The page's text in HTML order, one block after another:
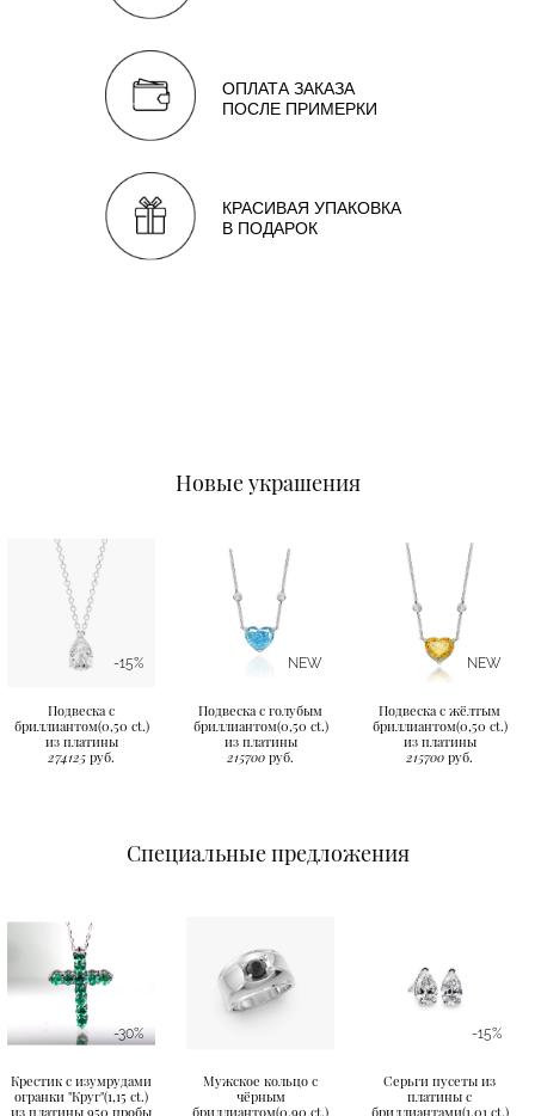
ОПЛАТА ЗАКАЗА
ПОСЛЕ ПРИМЕРКИ
КРАСИВАЯ УПАКОВКА
В ПОДАРОК
Новые украшения
-15%
Подвеска с
бриллиантом(0,50 ct.)
из платины
274125 руб.
NEW
Подвеска с голубым
бриллиантом(0,50 ct.)
из платины
215700 руб.
NEW
Подвеска с жёлтым
бриллиантом(0,50 ct.)
из платины
215700 руб.
Специальные предложения
-30%
Крестик с изумрудами
огранки "Круг"(1,15 ct.)
из платины 950 пробы
Мужское кольцо с
чёрным
бриллиантом(0,90 ct.)
-15%
Серьги пусеты из
платины с
бриллиантами(1,01 ct.)